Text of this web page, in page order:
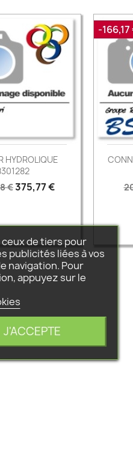
HYDROLIQUE
€Prix
375,77 €
rapide
-166,17
de tiers pour
publicités liées à vos
navigation. Pour
appuyez sur le
J'ACCEPTE